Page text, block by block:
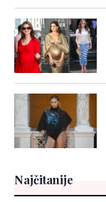
Najčitanije